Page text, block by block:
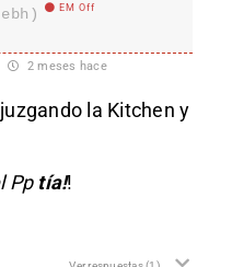
EM Off
2 meses hace
la Kitchen y
Pptía!!